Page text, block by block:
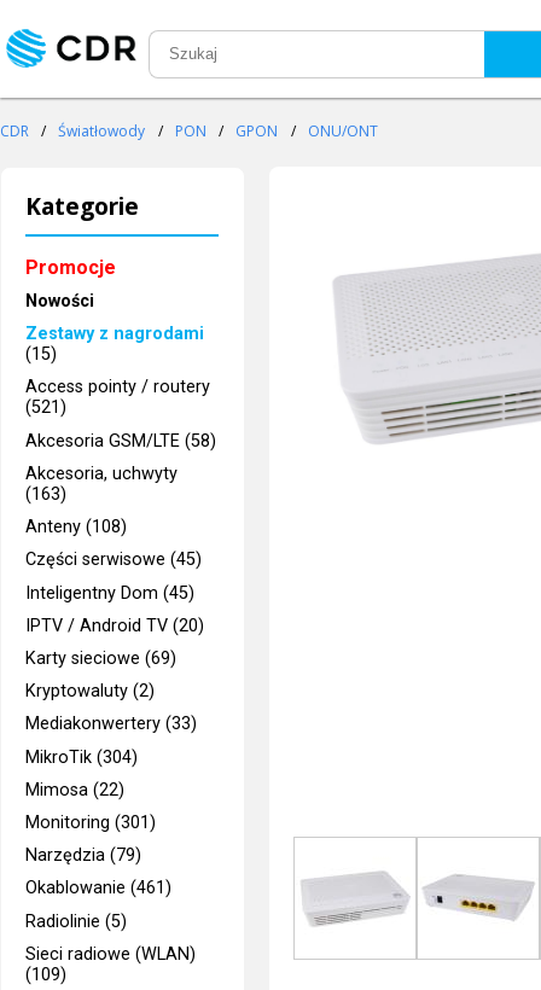
CDR / Światłowody / PON / GPON / ONU/ONT
Kategorie
Promocje
Nowości
Zestawy z nagrodami
(15)
Access pointy / routery
(521)
Akcesoria GSM/LTE (58)
Akcesoria, uchwyty
(163)
Anteny (108)
Części serwisowe (45)
Inteligentny Dom (45)
IPTV / Android TV (20)
Karty sieciowe (69)
Kryptowaluty (2)
Mediakonwertery (33)
MikroTik (304)
Mimosa (22)
Monitoring (301)
Narzędzia (79)
Okablowanie (461)
Radiolinie (5)
Sieci radiowe (WLAN)
(109)